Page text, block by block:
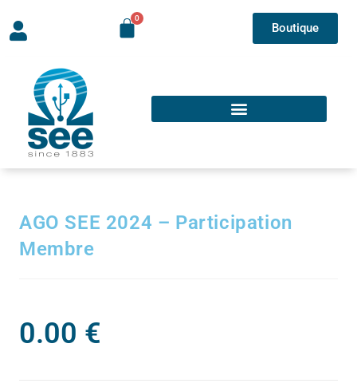
Boutique
AGO SEE 2024 – Participation
Membre
0.00 €